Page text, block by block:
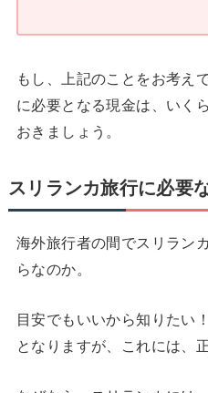
もし、上記のことをお考え
に必要となる現金は、いく
おきましょう。
スリランカ旅行に必要
海外旅行者の間でスリラン
らなのか。
目安でもいいから知りたい
となりますが、これには、